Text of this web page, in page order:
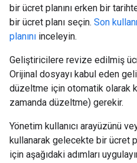
bir ücret planını erken bir
bir ücret planı seçin. Son
planını inceleyin.
Geliştiricilere revize edilmiş
Orijinal dosyayı kabul eden
düzeltme için otomatik olarak
zamanda düzeltme) gerekir.
Yönetim kullanıcı arayüzünü
kullanarak gelecekte bir ücret
için aşağıdaki adımları